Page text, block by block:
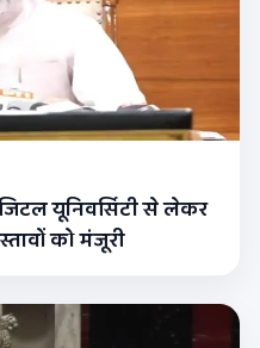
यूनिवर्सिटी से लेकर
को मंजूरी